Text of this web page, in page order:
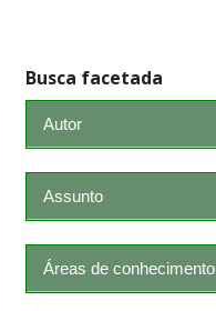
Busca facetada
Autor
Assunto
Áreas de conhecimento